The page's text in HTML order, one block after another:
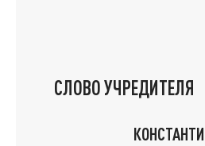
СЛОВО УЧРЕДИТЕЛЯ